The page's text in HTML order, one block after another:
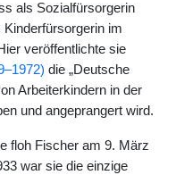
als Sozialfürsorgerin
im
veröffentlichte sie
die „Deutsche
Arbeiterkindern in der
und angeprangert wird.
floh Fischer am 9. März
war sie die einzige